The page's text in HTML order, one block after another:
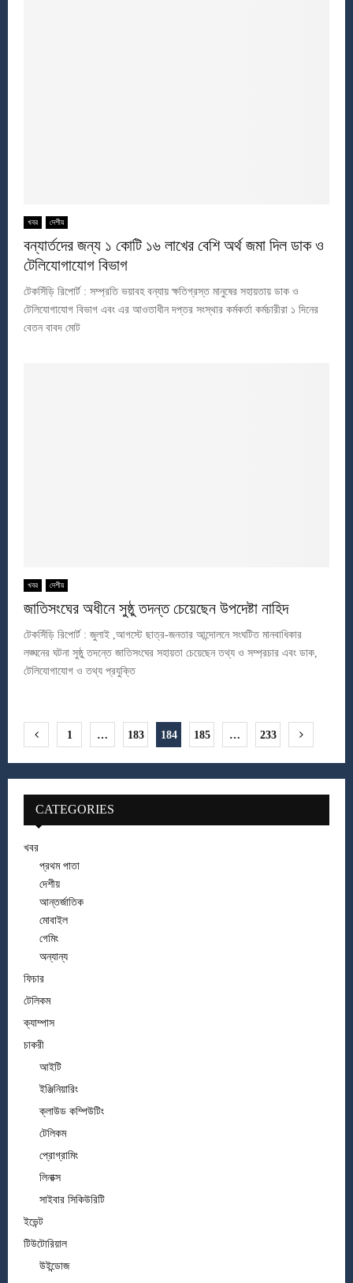
খবর দেশীয়
বন্যার্তদের জন্য ১ কোটি ১৬ লাখের বেশি অর্থ জমা দিল ডাক ও
টেলিযোগাযোগ বিভাগ
টেকসিঁড়ি রিপোর্ট : সম্প্রতি ভয়াবহ বন্যায় ক্ষতিগ্রস্ত মানুষের সহায়তায় ডাক ও
টেলিযোগাযোগ বিভাগ এবং এর আওতাধীন দপ্তর সংস্থার কর্মকর্তা কর্মচারীরা ১ দিনের
বেতন বাবদ মোট
খবর দেশীয়
জাতিসংঘের অধীনে সুষ্ঠু তদন্ত চেয়েছেন উপদেষ্টা নাহিদ
টেকসিঁড়ি রিপোর্ট : জুলাই ,আগস্টে ছাত্র-জনতার আন্দোলনে সংঘটিত মানবাধিকার
লঙ্ঘনের ঘটনা সুষ্ঠু তদন্তে জাতিসংঘের সহায়তা চেয়েছেন তথ্য ও সম্প্রচার এবং ডাক,
টেলিযোগাযোগ ও তথ্য প্রযুক্তি
Posts
pagination
1 … 183 184 185 … 233
CATEGORIES
খবর
প্রথম পাতা
দেশীয়
আন্তর্জাতিক
মোবাইল
গেমিং
অন্যান্য
ফিচার
টেলিকম
ক্যাম্পাস
চাকরী
আইটি
ইঞ্জিনিয়ারিং
ক্লাউড কম্পিউটিং
টেলিকম
প্রোগ্রামিং
লিনাক্স
সাইবার সিকিউরিটি
ইভেন্ট
টিউটোরিয়াল
উইন্ডোজ